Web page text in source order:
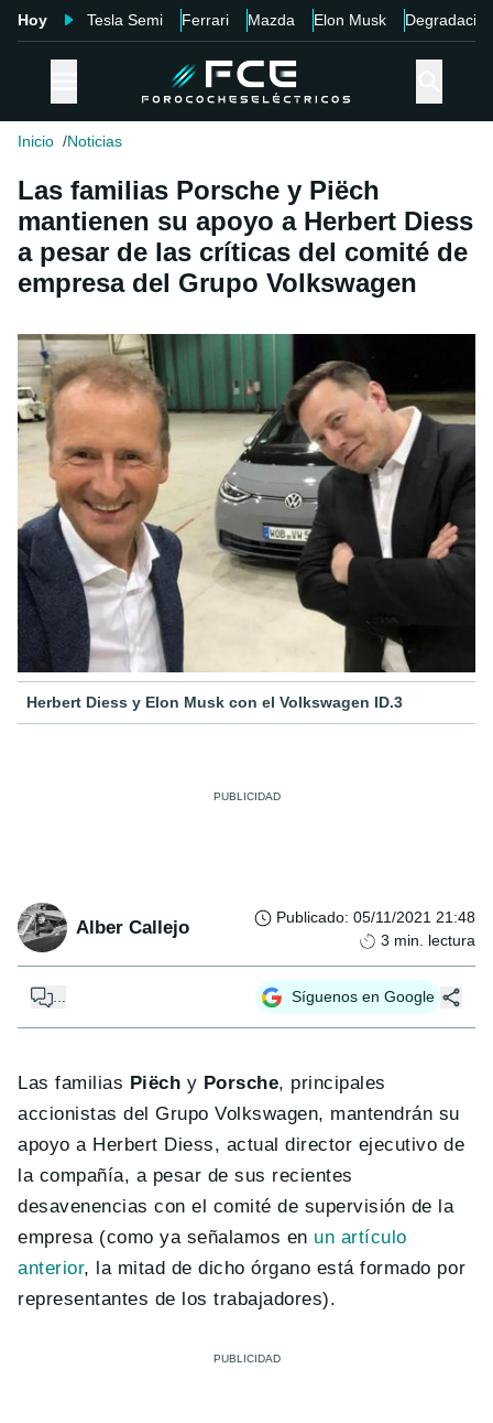
Hoy Tesla Semi Ferrari Mazda Elon Musk Degradación
Inicio Noticias
Las familias Porsche y Piëch
mantienen su apoyo a Herbert Diess
a pesar de las críticas del comité de
empresa del Grupo Volkswagen
Herbert Diess y Elon Musk con el Volkswagen ID.3
Alber Callejo Publicado: 05/11/2021 21:48
3 min. lectura
... Síguenos en Google
Las familias Piëch y Porsche, principales
accionistas del Grupo Volkswagen, mantendrán su
apoyo a Herbert Diess, actual director ejecutivo de
la compañía, a pesar de sus recientes
desavenencias con el comité de supervisión de la
empresa (como ya señalamos en un artículo
anterior, la mitad de dicho órgano está formado por
representantes de los trabajadores).